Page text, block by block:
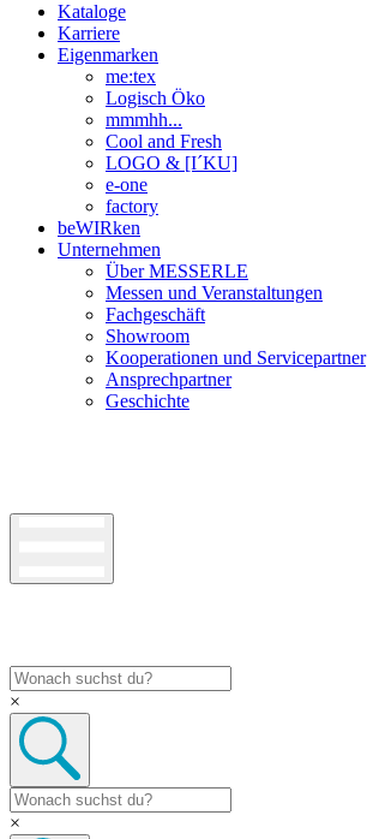
Kataloge
Karriere
Eigenmarken
me:tex
Logisch Öko
mmmhh...
Cool and Fresh
LOGO & [I´KU]
e-one
factory
beWIRken
Unternehmen
Über MESSERLE
Messen und Veranstaltungen
Fachgeschäft
Showroom
Kooperationen und Servicepartner
Ansprechpartner
Geschichte
×
×